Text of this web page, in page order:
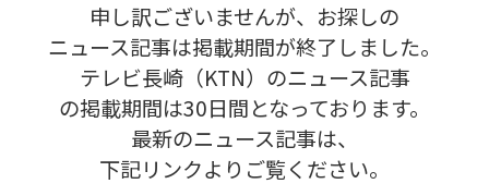
申し訳ございませんが、お探しの
ニュース記事は掲載期間が終了しました。
テレビ長崎（KTN）のニュース記事
の掲載期間は30日間となっております。
最新のニュース記事は、
下記リンクよりご覧ください。